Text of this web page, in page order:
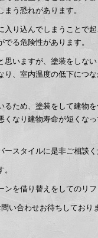
う恐れがあります。
り込んでしまうことで
る危険性があります。
いますが、塗装をしな
、室内温度の低下につ
ため、塗装をして建物
なり建物寿命が短くな
スタイルに是非ご相談く
ンを借り替えをしてのリ
い合わせお待ちしており